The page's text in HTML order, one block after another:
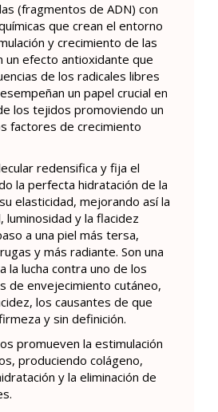
(fragmentos de ADN) con
que crean el entorno
y crecimiento de las
un efecto antioxidante que
de los radicales libres
un papel crucial en
los tejidos promoviendo un
factores de crecimiento
redensifica y fija el
la perfecta hidratación de la
elasticidad, mejorando así la
luminosidad y la flacidez
a una piel más tersa,
y más radiante. Son una
la lucha contra uno de los
de envejecimiento cutáneo,
los causantes de que
y sin definición.
promueven la estimulación
produciendo colágeno,
y la eliminación de